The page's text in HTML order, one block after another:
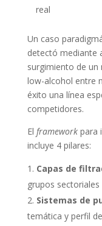
real
Un caso
detectó mediante
surgimiento de un
low-alcohol entre
éxito una línea
competidores.
El frameworkpara
incluye 4 pilares:
Capas de
grupos
Sistemas de
temática y perfil